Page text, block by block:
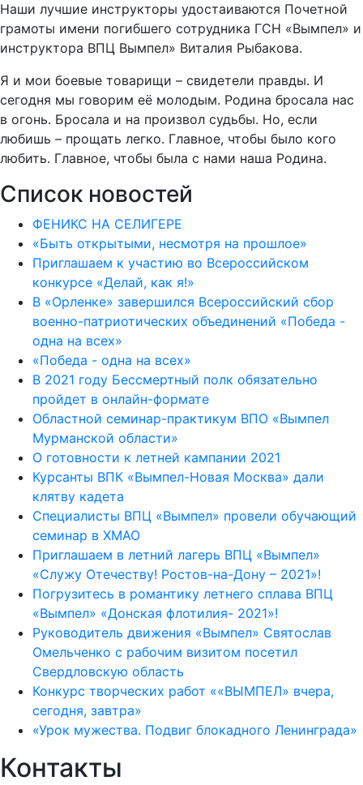
Наши лучшие инструкторы удостаиваются Почетной
грамоты имени погибшего сотрудника ГСН «Вымпел» и
инструктора ВПЦ Вымпел» Виталия Рыбакова.
Я и мои боевые товарищи – свидетели правды. И
сегодня мы говорим её молодым. Родина бросала нас
в огонь. Бросала и на произвол судьбы. Но, если
любишь – прощать легко. Главное, чтобы было кого
любить. Главное, чтобы была с нами наша Родина.
Список новостей
ФЕНИКС НА СЕЛИГЕРЕ
«Быть открытыми, несмотря на прошлое»
Приглашаем к участию во Всероссийском
конкурсе «Делай, как я!»
В «Орленке» завершился Всероссийский сбор
военно-патриотических объединений «Победа -
одна на всех»
«Победа - одна на всех»
В 2021 году Бессмертный полк обязательно
пройдет в онлайн-формате
Областной семинар-практикум ВПО «Вымпел
Мурманской области»
О готовности к летней кампании 2021
Курсанты ВПК «Вымпел-Новая Москва» дали
клятву кадета
Специалисты ВПЦ «Вымпел» провели обучающий
семинар в ХМАО
Приглашаем в летний лагерь ВПЦ «Вымпел»
«Служу Отечеству! Ростов-на-Дону – 2021»!
Погрузитесь в романтику летнего сплава ВПЦ
«Вымпел» «Донская флотилия- 2021»!
Руководитель движения «Вымпел» Святослав
Омельченко с рабочим визитом посетил
Свердловскую область
Конкурс творческих работ ««ВЫМПЕЛ» вчера,
сегодня, завтра»
«Урок мужества. Подвиг блокадного Ленинграда»
Контакты